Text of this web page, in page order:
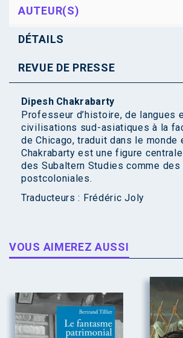
AUTEUR(S)
DÉTAILS
REVUE DE PRESSE
Dipesh Chakrabarty
Professeur d’histoire, de langues
civilisations sud-asiatiques à la
de Chicago, traduit dans le monde
Chakrabarty est une figure centrale
des Subaltern Studies comme des
postcoloniales.
Traducteurs : Frédéric Joly
VOUS AIMEREZ AUSSI